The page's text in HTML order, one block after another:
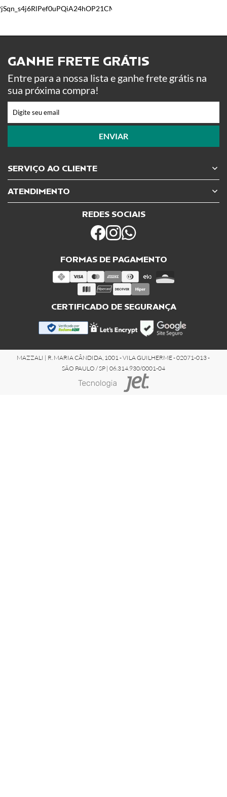
SERVIÇO AO CLIENTE
ATENDIMENTO
REDES SOCIAIS
FORMAS DE PAGAMENTO
CERTIFICADO DE SEGURANÇA
GANHE FRETE GRÁTIS ​
Entre para a nossa lista e ganhe frete grátis na
sua próxima compra!
ENVIAR
MAZZALI | R. MARIA CÂNDIDA, 1001 - VILA GUILHERME - 02071-013 -
SÃO PAULO / SP | 06.314.930/0001-04